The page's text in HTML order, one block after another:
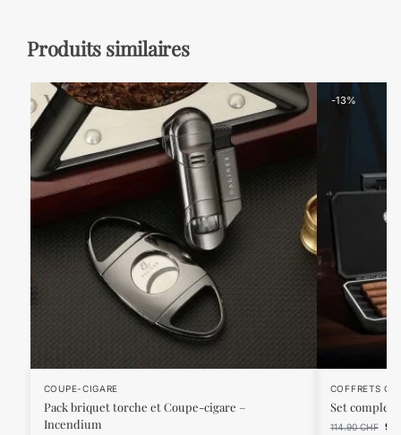
Produits similaires
COUPE-CIGARE
Pack briquet torche et Coupe-cigare –
Incendium
-13%
COFFRETS
Set complet
114.90CHF